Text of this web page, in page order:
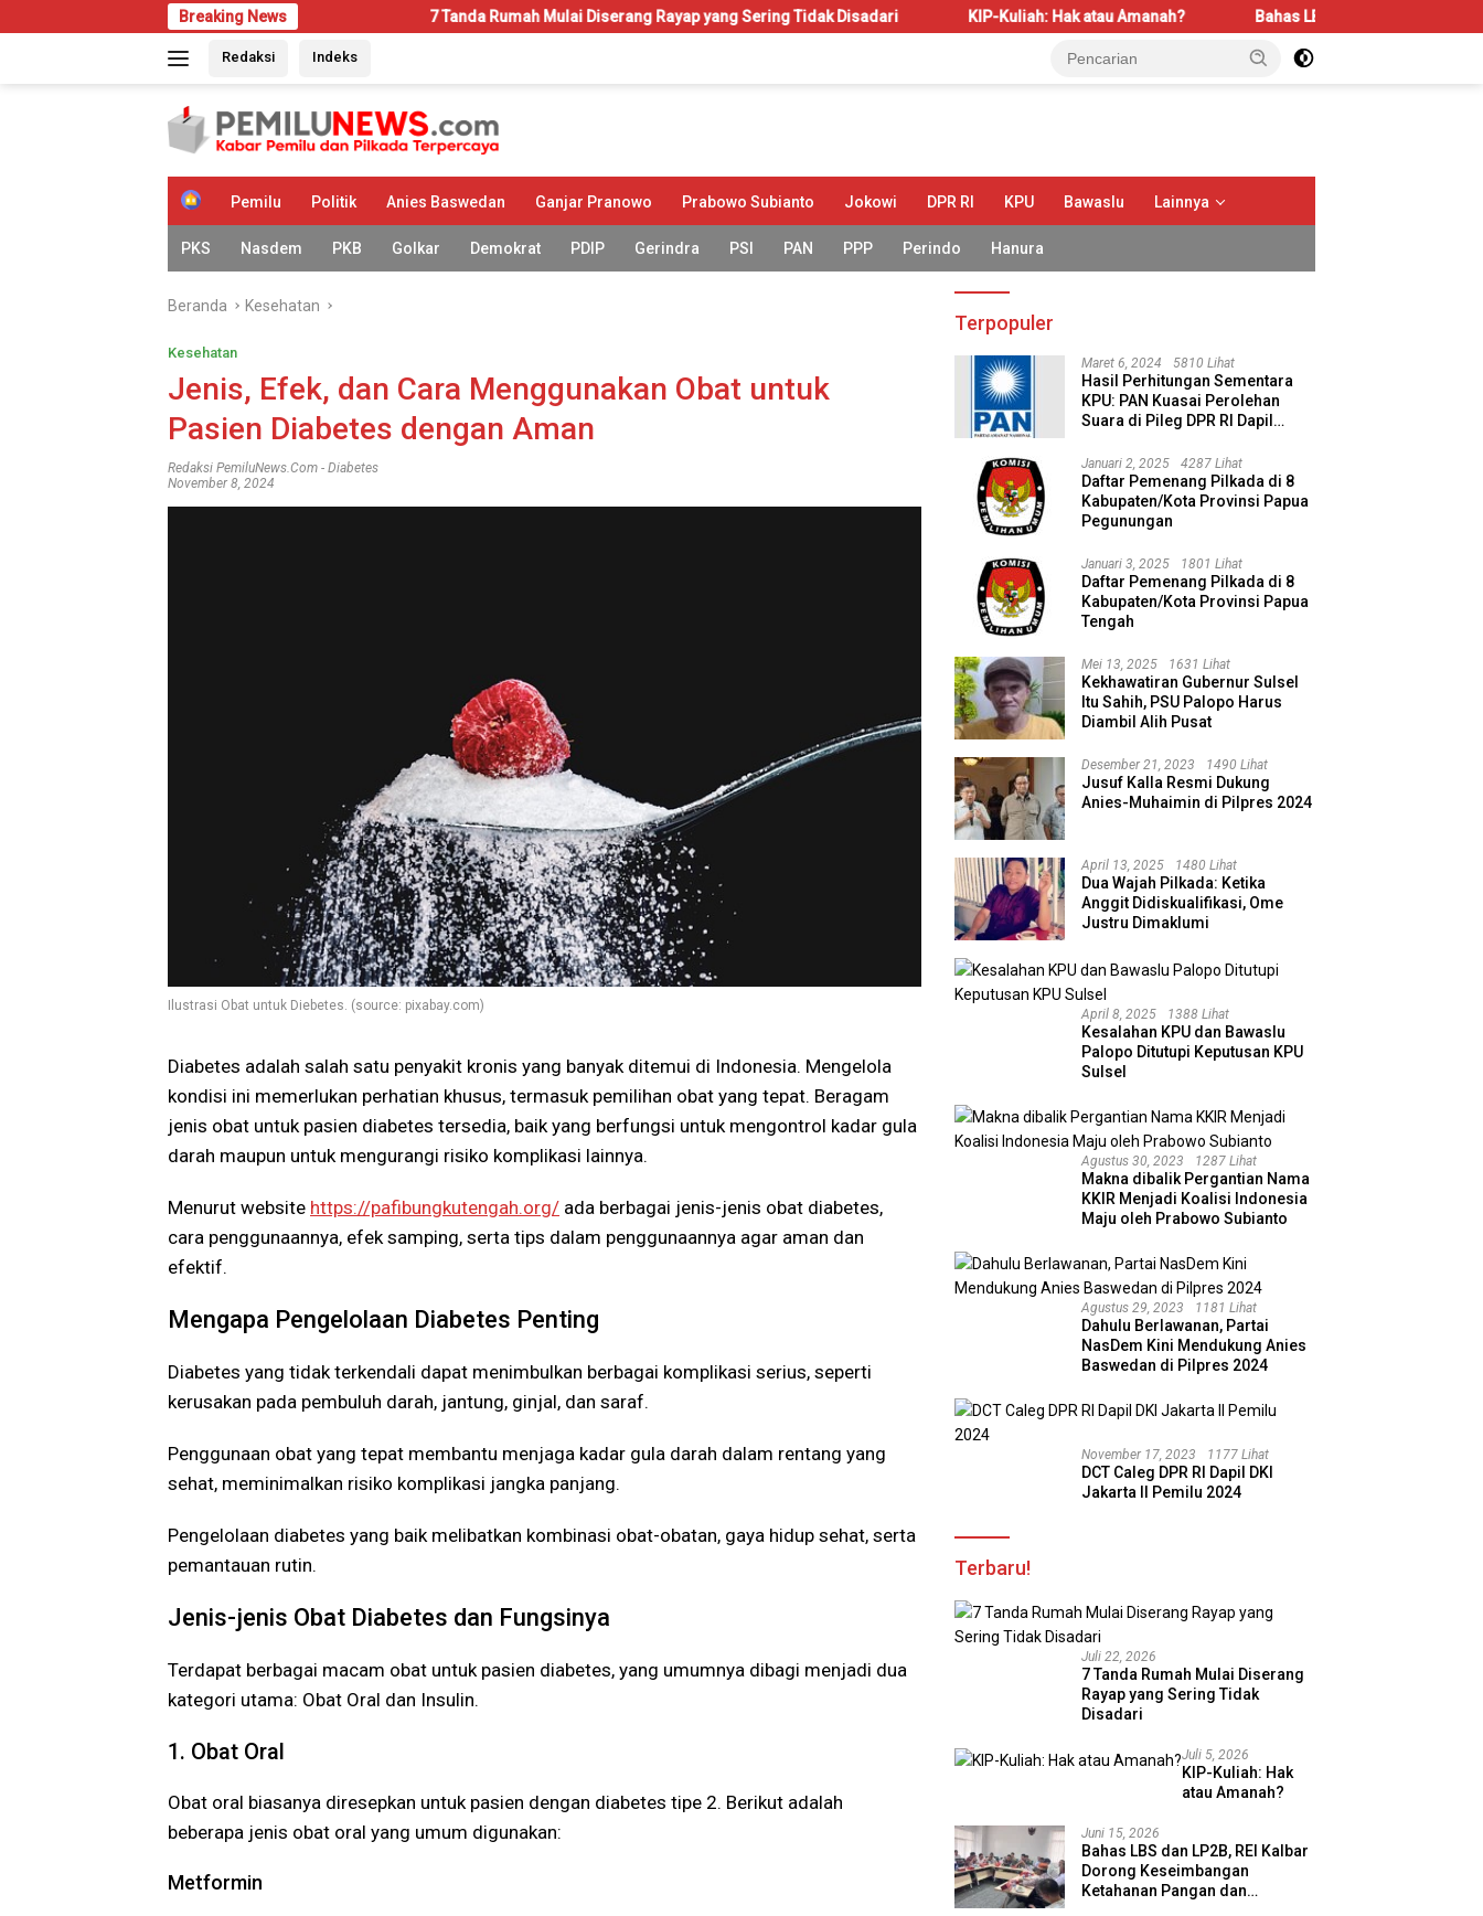
ke
Breaking News 7 Tanda Rumah Mulai Diserang Rayap yang Sering Tidak Disadari KIP-Kuliah: Hak atau Amanah? Bahas LBS dan LP2B, REI Kalbar Dorong
Redaksi Indeks
H
m
e
Pemilu Politik Anies Baswedan Ganjar Pranowo Prabowo Subianto Jokowi DPR RI KPU Bawaslu Lainnya
PKS Nasdem PKB Golkar Demokrat PDIP Gerindra PSI PAN PPP Perindo Hanura
Beranda Kesehatan
Kesehatan
Jenis, Efek, dan Cara Menggunakan Obat untuk
Pasien Diabetes dengan Aman
Redaksi PemiluNews.com - Diabetes
November 8, 2024
Ilustrasi Obat untuk Diebetes. (source: pixabay.com)
Diabetes adalah salah satu penyakit kronis yang banyak ditemui di Indonesia. Mengelola
kondisi ini memerlukan perhatian khusus, termasuk pemilihan obat yang tepat. Beragam
jenis obat untuk pasien diabetes tersedia, baik yang berfungsi untuk mengontrol kadar gula
darah maupun untuk mengurangi risiko komplikasi lainnya.
Menurut website https://pafibungkutengah.org/ ada berbagai jenis-jenis obat diabetes,
cara penggunaannya, efek samping, serta tips dalam penggunaannya agar aman dan
efektif.
Mengapa Pengelolaan Diabetes Penting
Diabetes yang tidak terkendali dapat menimbulkan berbagai komplikasi serius, seperti
kerusakan pada pembuluh darah, jantung, ginjal, dan saraf.
Penggunaan obat yang tepat membantu menjaga kadar gula darah dalam rentang yang
sehat, meminimalkan risiko komplikasi jangka panjang.
Pengelolaan diabetes yang baik melibatkan kombinasi obat-obatan, gaya hidup sehat, serta
pemantauan rutin.
Jenis-jenis Obat Diabetes dan Fungsinya
Terdapat berbagai macam obat untuk pasien diabetes, yang umumnya dibagi menjadi dua
kategori utama: Obat Oral dan Insulin.
1. Obat Oral
Obat oral biasanya diresepkan untuk pasien dengan diabetes tipe 2. Berikut adalah
beberapa jenis obat oral yang umum digunakan:
Metformin
Terpopuler
Maret 6, 2024 5810 Lihat
Hasil Perhitungan Sementara
KPU: PAN Kuasai Perolehan
Suara di Pileg DPR RI Dapil
Januari 2, 2025 4287 Lihat
Daftar Pemenang Pilkada di 8
Kabupaten/Kota Provinsi Papua
Pegunungan
Januari 3, 2025 1801 Lihat
Daftar Pemenang Pilkada di 8
Kabupaten/Kota Provinsi Papua
Tengah
Mei 13, 2025 1631 Lihat
Kekhawatiran Gubernur Sulsel
Itu Sahih, PSU Palopo Harus
Diambil Alih Pusat
Desember 21, 2023 1490 Lihat
Jusuf Kalla Resmi Dukung
Anies-Muhaimin di Pilpres 2024
April 13, 2025 1480 Lihat
Dua Wajah Pilkada: Ketika
Anggit Didiskualifikasi, Ome
Justru Dimaklumi
April 8, 2025 1388 Lihat
Kesalahan KPU dan Bawaslu
Palopo Ditutupi Keputusan KPU
Sulsel
Agustus 30, 2023 1287 Lihat
Makna dibalik Pergantian Nama
KKIR Menjadi Koalisi Indonesia
Maju oleh Prabowo Subianto
Agustus 29, 2023 1181 Lihat
Dahulu Berlawanan, Partai
NasDem Kini Mendukung Anies
Baswedan di Pilpres 2024
November 17, 2023 1177 Lihat
DCT Caleg DPR RI Dapil DKI
Jakarta II Pemilu 2024
Terbaru!
Juli 22, 2026
7 Tanda Rumah Mulai Diserang
Rayap yang Sering Tidak
Disadari
Juli 5, 2026
KIP-Kuliah: Hak
atau Amanah?
Juni 15, 2026
Bahas LBS dan LP2B, REI Kalbar
Dorong Keseimbangan
Ketahanan Pangan dan